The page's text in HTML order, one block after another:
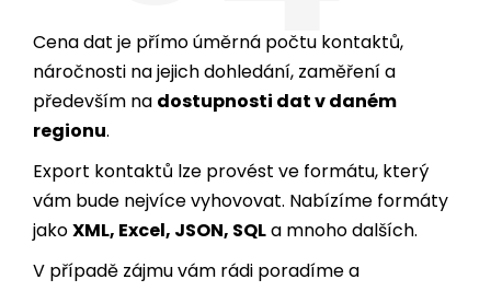
především nadostupnosti dat v daném
regionu.
Export kontaktů lze provést ve formátu, který
vám bude nejvíce vyhovovat. Nabízíme formáty
jakoXML, Excel, JSON, SQLa mnoho dalších.
V případě zájmu vám rádi poradíme a
připravíme společně nezávaznou cenovou
nabídku, která vám bude vyhovovat.